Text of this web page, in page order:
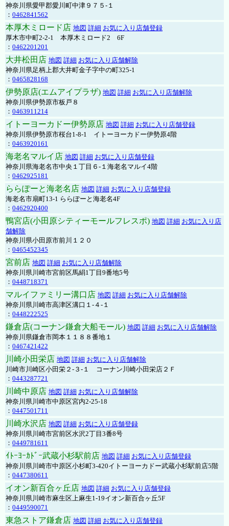
神奈川県愛甲郡愛川町中津９７５-１
： 0462841562
本厚木ミロード店 地図 詳細 お気に入り店舗登録
厚木市中町2-2-1 本厚木ミロード2 6F
： 0462201201
大井松田店 地図 詳細 お気に入り店舗解除
神奈川県足柄上郡大井町金子字中の町325-1
： 0465828168
伊勢原店(エムアイプラザ) 地図 詳細 お気に入り店舗解除
神奈川県伊勢原市板戸８
： 0463911214
イトーヨーカドー伊勢原店 地図 詳細 お気に入り店舗登録
神奈川県伊勢原市桜台1-8-1 イトーヨーカドー伊勢原4階
： 0463920161
海老名マルイ店 地図 詳細 お気に入り店舗登録
神奈川県海老名市中央１丁目６-１海老名マルイ4階
： 0462925181
ららぽーと海老名店 地図 詳細 お気に入り店舗登録
海老名市扇町13-1 ららぽーと海老名4F
： 0462920400
鴨宮店(小田原シティーモールフレスポ) 地図 詳細 お気に入り店
舗解除
神奈川県小田原市前川１２０
： 0465452345
宮前店 地図 詳細 お気に入り店舗解除
神奈川県川崎市宮前区馬絹1丁目9番地5号
： 0448718371
マルイファミリー溝口店 地図 詳細 お気に入り店舗解除
神奈川県川崎市高津区溝口１-４-１
： 0448222525
鎌倉店(コーナン鎌倉大船モール) 地図 詳細 お気に入り店舗解除
神奈川県鎌倉市岡本１１８８番地１
： 0467421422
川崎小田栄店 地図 詳細 お気に入り店舗解除
川崎市川崎区小田栄２‐３‐１ コーナン川崎小田栄店２Ｆ
： 0443287721
川崎中原店 地図 詳細 お気に入り店舗解除
神奈川県川崎市中原区宮内2-25-18
： 0447501711
川崎水沢店 地図 詳細 お気に入り店舗登録
神奈川県川崎市宮前区水沢2丁目3番8号
： 0449781611
ｲﾄｰﾖｰｶﾄﾞｰ武蔵小杉駅前店 地図 詳細 お気に入り店舗登録
神奈川県川崎市中原区小杉町3-420イトーヨーカドー武蔵小杉駅前店5階
： 0447380611
イオン新百合ヶ丘店 地図 詳細 お気に入り店舗登録
神奈川県川崎市麻生区上麻生1-19イオン新百合ヶ丘5F
： 0449590071
東急ストア鎌倉店 地図 詳細 お気に入り店舗登録